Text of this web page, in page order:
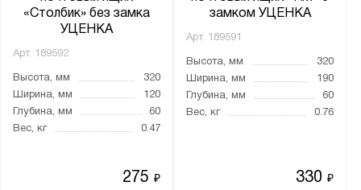
«Столбик» без замка
УЦЕНКА
Арт. 189592
Высота, мм
320
Ширина, мм
120
Глубина, мм
60
Вес, кг
0.47
275₽
замком УЦЕНКА
Арт. 189591
Высота, мм
320
Ширина, мм
190
Глубина, мм
60
Вес, кг
0.76
330₽